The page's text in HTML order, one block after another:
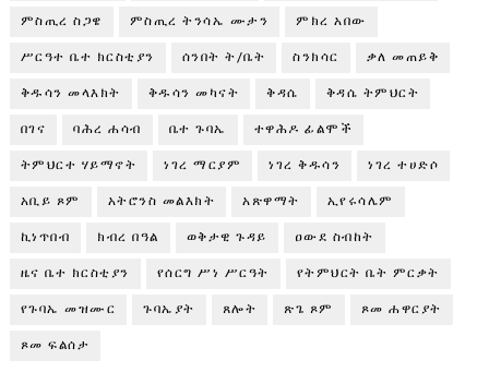
ምስጢረ ስጋዌ ምስጢረ ትንሳኤ ሙታን ምክረ አበው
ሥርዓተ ቤተ ክርስቲያን ሰንበት ት/ቤት ስንክሳር ቃለ መጠይቅ
ቅዱሳን መላእክት ቅዱሳን መካናት ቅዳሴ ቅዳሴ ትምህርት
በገና ባሕረ ሐሳብ ቤተ ጉባኤ ተዋሕዶ ፊልሞች
ትምህርተ ሃይማኖት ነገረ ማርያም ነገረ ቅዱሳን ነገረ ተሀድሶ
አቢይ ጾም አትሮንስ መልእክት አጽዋማት ኢየሩሳሌም
ኪነጥበብ ክብረ በዓል ወቅታዊ ጉዳይ ዐውደ ስብከት
ዜና ቤተ ክርስቲያን የሰርግ ሥነ ሥርዓት የትምህርት ቤት ምርቃት
የጉባኤ መዝሙር ጉባኤያት ጸሎት ጽጌ ጾም ጾመ ሐዋርያት
ጾመ ፍልሰታ